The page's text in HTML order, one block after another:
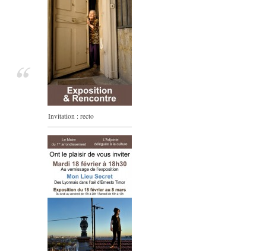
Invitation : recto